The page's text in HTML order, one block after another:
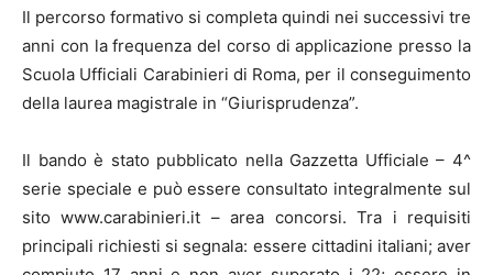
Il percorso formativo si completa quindi nei successivi tre
anni con la frequenza del corso di applicazione presso la
Scuola Ufficiali Carabinieri di Roma, per il conseguimento
della laurea magistrale in “Giurisprudenza”.
Il bando è stato pubblicato nella Gazzetta Ufficiale – 4^
serie speciale e può essere consultato integralmente sul
sito www.carabinieri.it – area concorsi. Tra i requisiti
principali richiesti si segnala: essere cittadini italiani; aver